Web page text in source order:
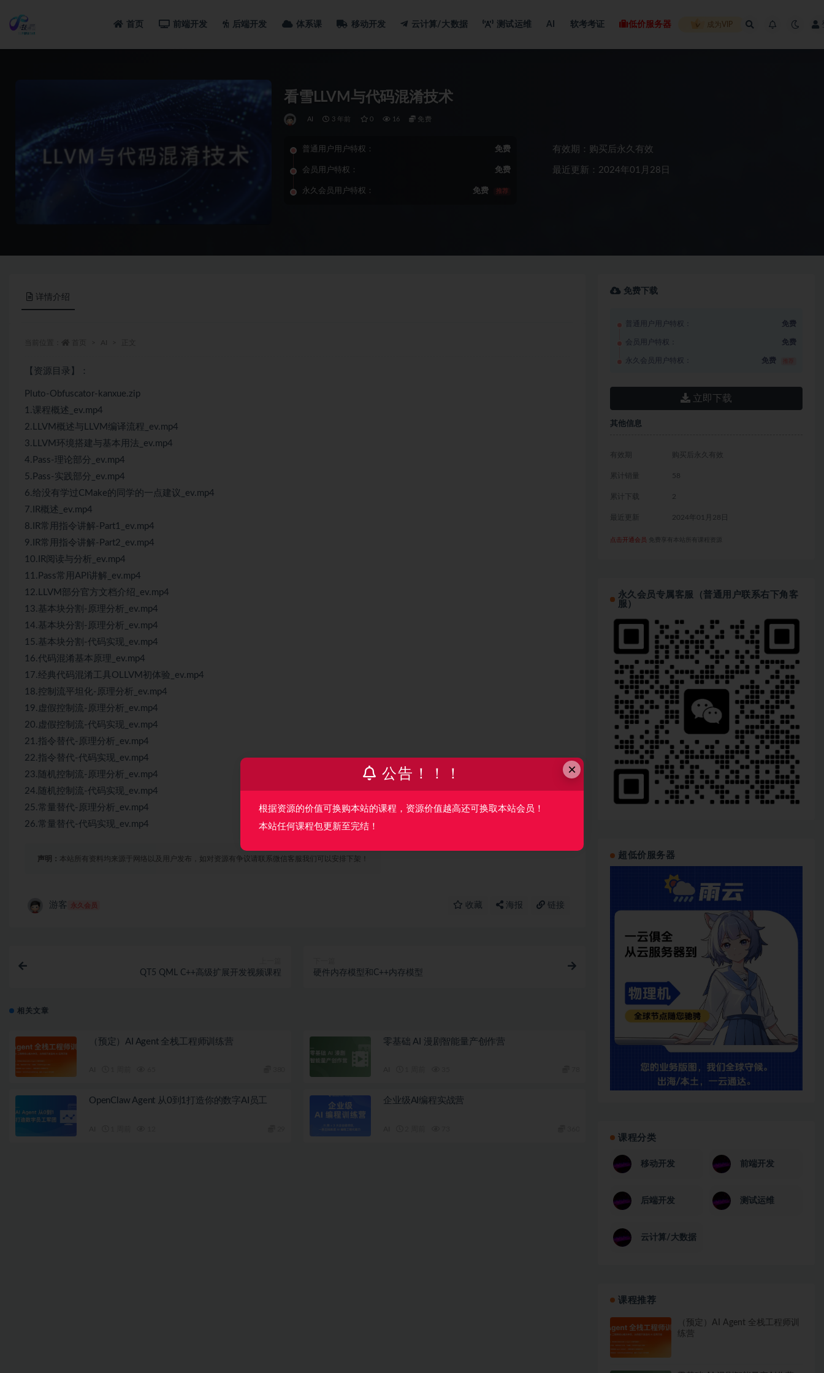
首页 前端开发 后端开发 体系课 移动开发 云计算/大数据 测试运维 AI 软考考证 低价服务器 成为VIP
看雪LLVM与代码混淆技术
AI 3 年前 0 16 免费
普通用户用户特权： 免费
会员用户特权： 免费
永久会员用户特权： 免费 推荐
有效期：购买后永久有效
最近更新：2024年01月28日
详情介绍
【资源目录】：
Pluto-Obfuscator-kanxue.zip
1.课程概述_ev.mp4
2.LLVM概述与LLVM编译流程_ev.mp4
3.LLVM环境搭建与基本用法_ev.mp4
4.Pass-理论部分_ev.mp4
5.Pass-实践部分_ev.mp4
6.给没有学过CMake的同学的一点建议_ev.mp4
7.IR概述_ev.mp4
8.IR常用指令讲解-Part1_ev.mp4
9.IR常用指令讲解-Part2_ev.mp4
10.IR阅读与分析_ev.mp4
11.Pass常用API讲解_ev.mp4
12.LLVM部分官方文档介绍_ev.mp4
13.基本块分割-原理分析_ev.mp4
14.基本块分割-原理分析_ev.mp4
15.基本块分割-代码实现_ev.mp4
16.代码混淆基本原理_ev.mp4
17.经典代码混淆工具OLLVM初体验_ev.mp4
18.控制流平坦化-原理分析_ev.mp4
19.虚假控制流-原理分析_ev.mp4
20.虚假控制流-代码实现_ev.mp4
21.指令替代-原理分析_ev.mp4
22.指令替代-代码实现_ev.mp4
23.随机控制流-原理分析_ev.mp4
24.随机控制流-代码实现_ev.mp4
25.常量替代-原理分析_ev.mp4
26.常量替代-代码实现_ev.mp4
声明： 本站所有资料均来源于网络以及用户发布，如对资源有争议请联系微信客服我们可以安排下架！
游客 永久会员 收藏 海报 链接
QT5 QML C++高级扩展开发视频课程 硬件内存模型和C++内存模型
相关文章
（预定）AI Agent 全栈工程师训练营 零基础 AI 漫剧智能量产创作营
OpenClaw Agent 从0到1打造你的数字AI员工 企业级AI编程实战营
免费下载
普通用户用户特权： 免费
会员用户特权： 免费
永久会员用户特权： 免费
立即下载
其他信息
有效期 购买后永久有效
累计销量 58
累计下载 2
最近更新 2024年01月28日
点击开通会员 免费享有本站所有课程资源
永久会员专属客服（普通用户联系右下角客
服）
超低价服务器
课程分类
移动开发 前端开发
后端开发 测试运维
云计算/大数据
课程推荐
（预定）AI Agent 全栈工程师训
练营
×
公告！！！
根据资源的价值可换购本站的课程，资源价值越高还可换取本站会员！
本站任何课程包更新至完结！